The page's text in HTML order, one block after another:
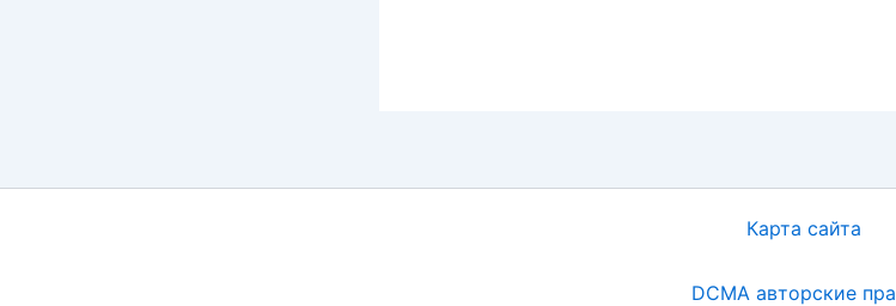
Карта сайта
DCMA авторские